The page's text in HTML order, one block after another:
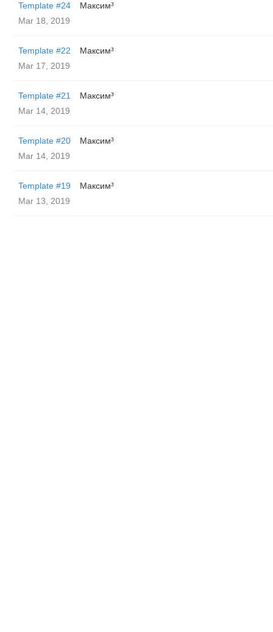
Template #24
Максим³
Mar 18, 2019
Template #22
Максим³
Mar 17, 2019
Template #21
Максим³
Mar 14, 2019
Template #20
Максим³
Mar 14, 2019
Template #19
Максим³
Mar 13, 2019